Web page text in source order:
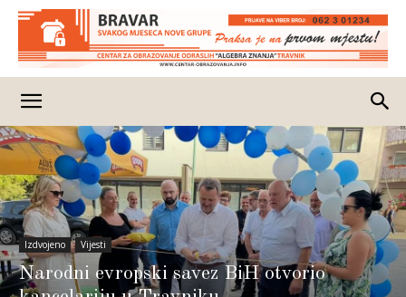
Izdvojeno Vijesti
Narodni evropski savez BiH otvorio